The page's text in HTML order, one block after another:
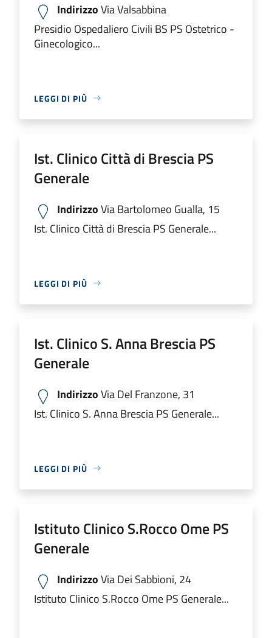
IndirizzoVia Valsabbina
Presidio Ospedaliero Civili BS PS Ostetrico -
Ginecologico...
LEGGI DI PIÙ
Ist. Clinico Città di Brescia PS
Generale
IndirizzoVia Bartolomeo Gualla, 15
Ist. Clinico Città di Brescia PS Generale...
LEGGI DI PIÙ
Ist. Clinico S. Anna Brescia PS
Generale
IndirizzoVia Del Franzone, 31
Ist. Clinico S. Anna Brescia PS Generale...
LEGGI DI PIÙ
Istituto Clinico S.Rocco Ome PS
Generale
IndirizzoVia Dei Sabbioni, 24
Istituto Clinico S.Rocco Ome PS Generale...